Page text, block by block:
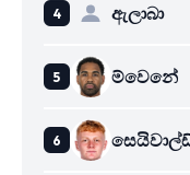
ඇලාබා
ම්වෙනේ